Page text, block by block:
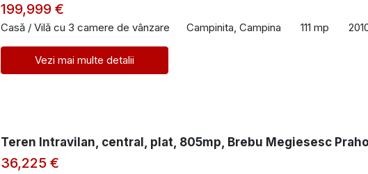
199,999 €
Casă / Vilă cu 3 camere de vânzare Campinita, Campina 111 mp
Vezi mai multe detalii
Teren Intravilan, central, plat, 805mp, Brebu Megiesesc
36,225 €